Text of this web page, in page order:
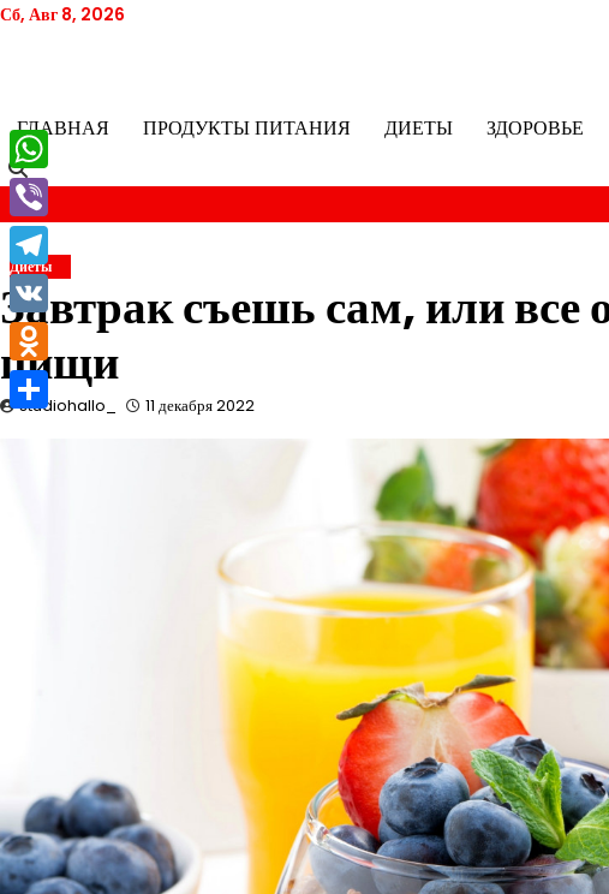
Перейти
Сб, Авг 8, 2026
ГЛАВНАЯ
ПРОДУКТЫ ПИТАНИЯ ДИЕТЫ ЗДОРОВЬЕ
Диеты
Завтрак съешь сам, или все
пищи
studiohallo_ 11 декабря 2022
WhatsApp
Viber
Telegram
VK
Odnoklassniki